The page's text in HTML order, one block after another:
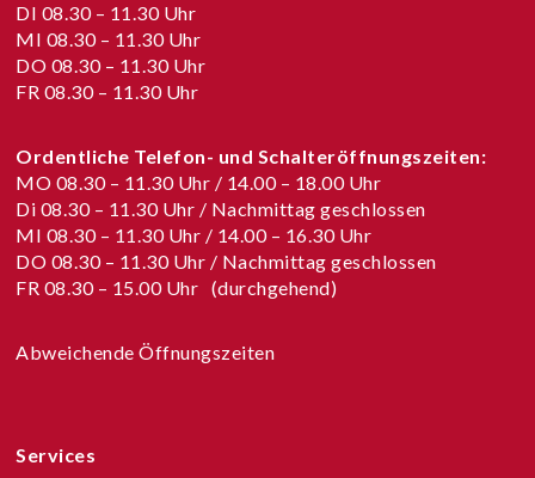
DI 08.30 – 11.30 Uhr
MI 08.30 – 11.30 Uhr
DO 08.30 – 11.30 Uhr
FR 08.30 – 11.30 Uhr
Ordentliche Telefon- und Schalteröffnungszeiten:
MO 08.30 – 11.30 Uhr / 14.00 – 18.00 Uhr
Di 08.30 – 11.30 Uhr / Nachmittag geschlossen
MI 08.30 – 11.30 Uhr / 14.00 – 16.30 Uhr
DO 08.30 – 11.30 Uhr / Nachmittag geschlossen
FR 08.30 – 15.00 Uhr (durchgehend)
Abweichende Öffnungszeiten
Services